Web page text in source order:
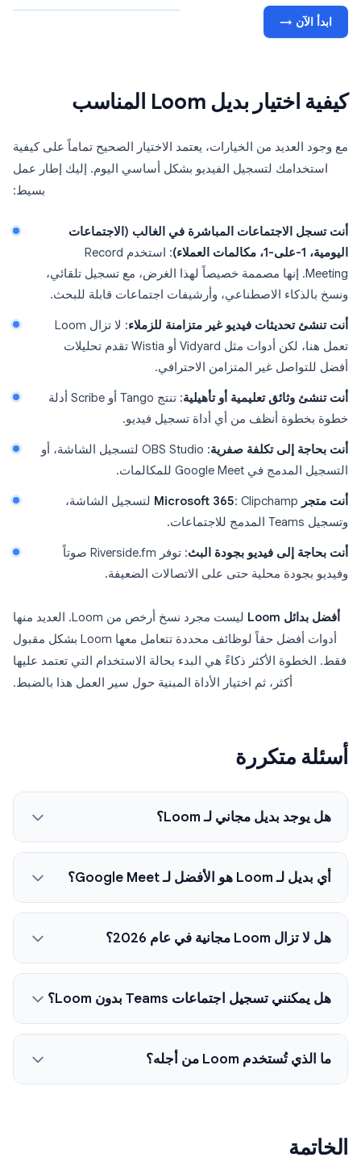
ابدأ الآن →
كيفية اختيار بديل Loom المناسب
مع وجود العديد من الخيارات، يعتمد الاختيار الصحيح تماماً على كيفية
استخدامك لتسجيل الفيديو بشكل أساسي اليوم. إليك إطار عمل
بسيط:
أنت تسجل الاجتماعات المباشرة في الغالب (الاجتماعات
اليومية، 1-على-1، مكالمات العملاء)
: استخدم Record
Meeting. إنها مصممة خصيصاً لهذا الغرض، مع تسجيل تلقائي،
ونسخ بالذكاء الاصطناعي، وأرشيفات اجتماعات قابلة للبحث.
أنت تنشئ تحديثات فيديو غير متزامنة للزملاء
: لا تزال Loom
تعمل هنا، لكن أدوات مثل Vidyard أو Wistia تقدم تحليلات
أفضل للتواصل غير المتزامن الاحترافي.
أنت تنشئ وثائق تعليمية أو تأهيلية
: تنتج Tango أو Scribe أدلة
خطوة بخطوة أنظف من أي أداة تسجيل فيديو.
أنت بحاجة إلى تكلفة صفرية
: OBS Studio لتسجيل الشاشة، أو
التسجيل المدمج في Google Meet للمكالمات.
أنت متجر Microsoft 365
: Clipchamp لتسجيل الشاشة،
وتسجيل Teams المدمج للاجتماعات.
أنت بحاجة إلى فيديو بجودة البث
: توفر Riverside.fm صوتاً
وفيديو بجودة محلية حتى على الاتصالات الضعيفة.
أفضل بدائل Loom
ليست مجرد نسخ أرخص من Loom. العديد منها
أدوات أفضل حقاً لوظائف محددة تتعامل معها Loom بشكل مقبول
فقط. الخطوة الأكثر ذكاءً هي البدء بحالة الاستخدام التي تعتمد عليها
أكثر، ثم اختيار الأداة المبنية حول سير العمل هذا بالضبط.
أسئلة متكررة
هل يوجد بديل مجاني لـ Loom؟
أي بديل لـ Loom هو الأفضل لـ Google Meet؟
هل لا تزال Loom مجانية في عام 2026؟
هل يمكنني تسجيل اجتماعات Teams بدون Loom؟
ما الذي تُستخدم Loom من أجله؟
الخاتمة